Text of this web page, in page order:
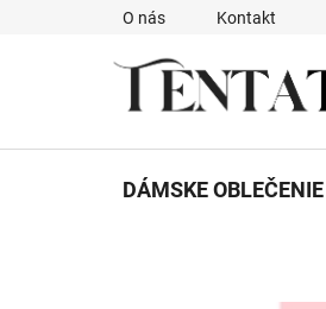
O nás Kontakt
DÁMSKE OBLEČENIE